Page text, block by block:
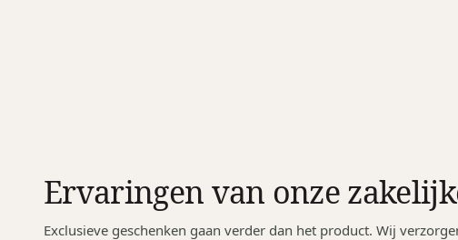
Ervaringen van onze
Exclusieve geschenken gaan verder dan het product. Wij